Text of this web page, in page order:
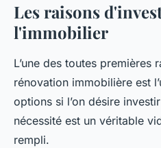
Les raisons
l'immobilier
L’une des toutes premières
rénovation immobilière est
options si l’on désire
nécessité est un véritable
rempli.